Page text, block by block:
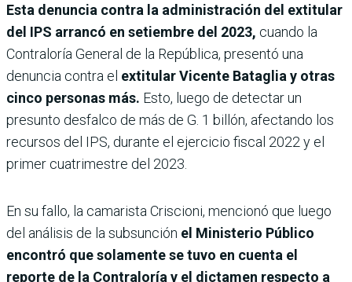
Esta denuncia contra la administración del extitular
del IPS arrancó en setiembre del 2023, cuando la
Contraloría General de la República, presentó una
denuncia contra el extitular Vicente Bataglia y otras
cinco personas más. Esto, luego de detectar un
presunto desfalco de más de G. 1 billón, afectando los
recursos del IPS, durante el ejercicio fiscal 2022 y el
primer cuatrimestre del 2023.
En su fallo, la camarista Criscioni, mencionó que luego
del análisis de la subsunción el Ministerio Público
encontró que solamente se tuvo en cuenta el
reporte de la Contraloría y el dictamen respecto a